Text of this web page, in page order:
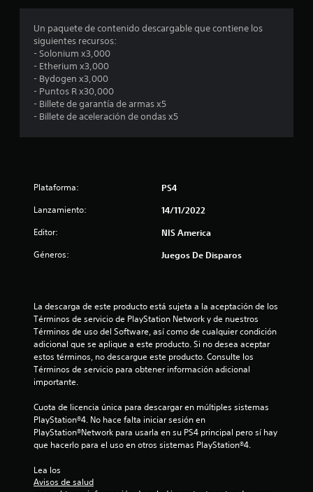
t
r
a
a
l
i
i
c
Un paquete de contenido descargable que contiene los
siguientes recursos:
- Solonium x3,000
- Etherium x3,000
- Bydogen x3,000
- Puntos R x30,000
- Billete de garantía de armas x5
- Billete de aceleración de ondas x5
Plataforma: PS4
Lanzamiento: 14/11/2022
Editor: NIS America
Géneros: Juegos De Disparos
La descarga de este producto está sujeta a la aceptación de los
Términos de servicio de PlayStation Network y de nuestros
Términos de uso del Software, así como de cualquier condición
adicional que se aplique a este producto. Si no desea aceptar
estos términos, no descargue este producto. Consulte los
Términos de servicio para obtener información adicional
importante.
Cuota de licencia única para descargar en múltiples sistemas
PlayStation®4. No hace falta iniciar sesión en
PlayStation®Network para usarla en su PS4 principal pero sí hay
que hacerlo para el uso en otros sistemas PlayStation®4.
Lea los
Avisos de salud